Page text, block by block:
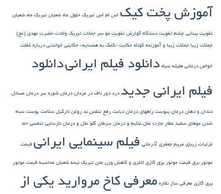
آموزش پخت کیک اس ام اس تبریک حلول ماه شعبان تبریک ماه شعبان
تقویت بینایی چشم تقویت دستگاه گوارش تقویت مو سر جملات تبریک ولادت حضرت مهدی (عج)
جملات زیبا جملات زیبا و آموزنده کوتاه حکایت «کمک به همسایه» حکایتی خواندنی درباره غفلت
خواص درمانی هلیله سیاه دانلود فیلم ایرانیدانلود
فیلم ایرانی جدید درد دور ناف در مردان درمان شوره سر درمان مسائل
دندان و دهان درمان یبوست راههای درمان دیابت رفع تنفس بد روغن نارگیل سلامت پوست سیاه
شدن موهای سفید عطار مارت علل،علایم و درمان سرطان گلو علل و درمان نارسایی تنفسی حاد
غزلیات زیبای مریم جعفری آذرمانی فیلم سینمایی ایرانی قیمت
موتور برق قیمت موتور برق گازی لاغری و کاهش وزن متن تبریک نیمه شعبان محاسبه قیمت موتور
برق گازی معرفی ساز نقاره معرفی کاخ مروارید یکی از